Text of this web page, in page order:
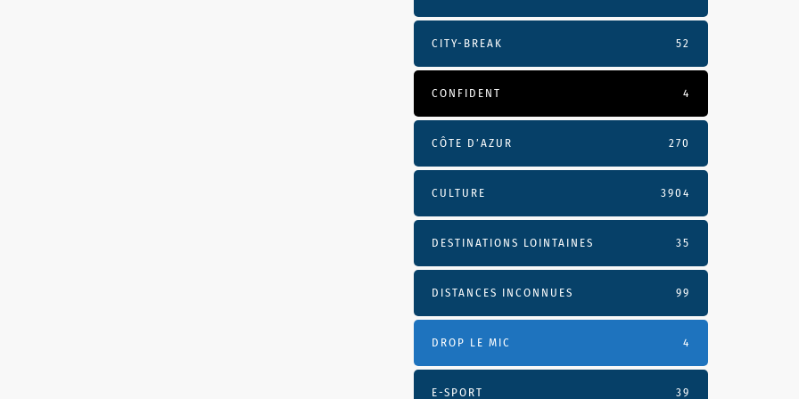
CITY-BREAK 52
CONFIDENT 4
CÔTE D’AZUR 270
CULTURE 3904
DESTINATIONS LOINTAINES 35
DISTANCES INCONNUES 99
DROP LE MIC 4
E-SPORT 39